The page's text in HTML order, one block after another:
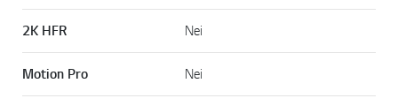
2K HFR Nei
Motion Pro Nei